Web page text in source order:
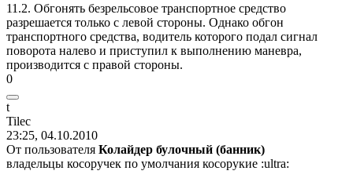
11.2. Обгонять безрельсовое транспортное средство
разрешается только с левой стороны. Однако обгон
транспортного средства, водитель которого подал сигнал
поворота налево и приступил к выполнению маневра,
производится с правой стороны.
0
t
Tilec
23:25, 04.10.2010
От пользователя Колайдер булочный (банник)
владельцы косоручек по умолчания косорукие :ultra: